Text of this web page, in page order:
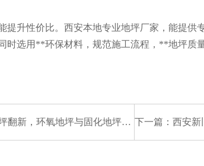
提升性价比。西安本地专业地坪厂家，能提
时选用**环保材料，规范施工流程，**地坪质
，环氧地坪与固化地坪哪个更适配？ 下一篇： 西安新